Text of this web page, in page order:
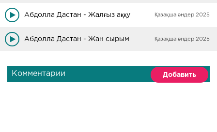
Абдолла Дастан - Жалғыз аққу Қазақша әндер 2025
Абдолла Дастан - Жан сырым Қазақша әндер 2025
Комментарии Добавить